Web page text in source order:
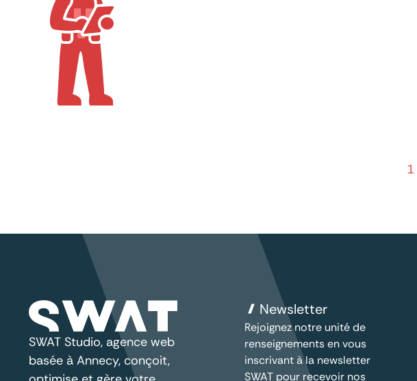
1
SWAT Studio, agence web
basée à Annecy, conçoit,
Newsletter
Rejoignez notre unité de
renseignements en vous
inscrivant à la newsletter
SWAT pour recevoir nos